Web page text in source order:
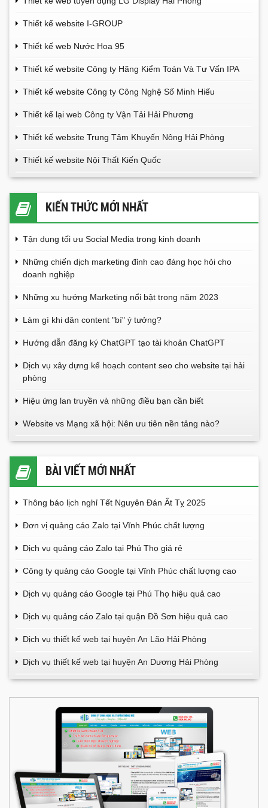
Thiết kế website I-GROUP
Thiết kế web Nước Hoa 95
Thiết kế website Công ty Hãng Kiểm Toán Và Tư Vấn IPA
Thiết kế website Công ty Công Nghệ Số Minh Hiếu
Thiết kế lại web Công ty Vận Tải Hải Phương
Thiết kế website Trung Tâm Khuyến Nông Hải Phòng
Thiết kế website Nội Thất Kiến Quốc
KIẾN THỨC MỚI NHẤT
Tận dụng tối ưu Social Media trong kinh doanh
Những chiến dịch marketing đỉnh cao đáng học hỏi cho
doanh nghiệp
Những xu hướng Marketing nổi bật trong năm 2023
Làm gì khi dân content "bí" ý tưởng?
Hướng dẫn đăng ký ChatGPT tạo tài khoản ChatGPT
Dịch vụ xây dựng kế hoạch content seo cho website tại hải
phòng
Hiệu ứng lan truyền và những điều bạn cần biết
Website vs Mạng xã hội: Nên ưu tiên nền tảng nào?
BÀI VIẾT MỚI NHẤT
Thông báo lịch nghỉ Tết Nguyên Đán Ất Tỵ 2025
Đơn vị quảng cáo Zalo tại Vĩnh Phúc chất lượng
Dịch vụ quảng cáo Zalo tại Phú Thọ giá rẻ
Công ty quảng cáo Google tại Vĩnh Phúc chất lượng cao
Dịch vụ quảng cáo Google tại Phú Thọ hiệu quả cao
Dịch vụ quảng cáo Zalo tại quận Đồ Sơn hiệu quả cao
Dịch vụ thiết kế web tại huyện An Lão Hải Phòng
Dịch vụ thiết kế web tại huyện An Dương Hải Phòng